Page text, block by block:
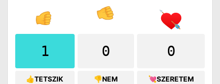
1
👍TETSZIK
0
👎NEM
0
💘SZERETEM